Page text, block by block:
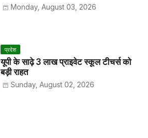
Monday, August 03, 2026
प्रदेश
यूपी के साढ़े 3 लाख प्राइवेट स्कूल टीचर्स को
बड़ी राहत
Sunday, August 02, 2026